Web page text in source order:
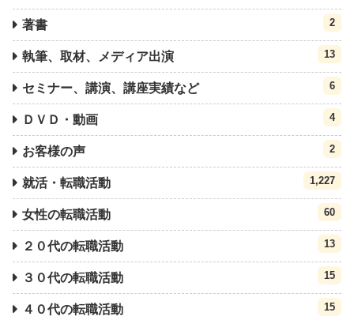
著書 2
執筆、取材、メディア出演 13
セミナー、講演、講座実績など 6
ＤＶＤ・動画 4
お客様の声 2
就活・転職活動 1,227
女性の転職活動 60
２０代の転職活動 13
３０代の転職活動 15
４０代の転職活動 15